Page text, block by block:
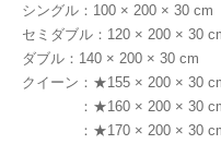
シングル：100 × 200 × 30 cm
セミダブル：120 × 200 × 30
ダブル：140 × 200 × 30 cm
クイーン：★155 × 200 × 30
：★160 × 200 × 30
：★170 × 200 × 30